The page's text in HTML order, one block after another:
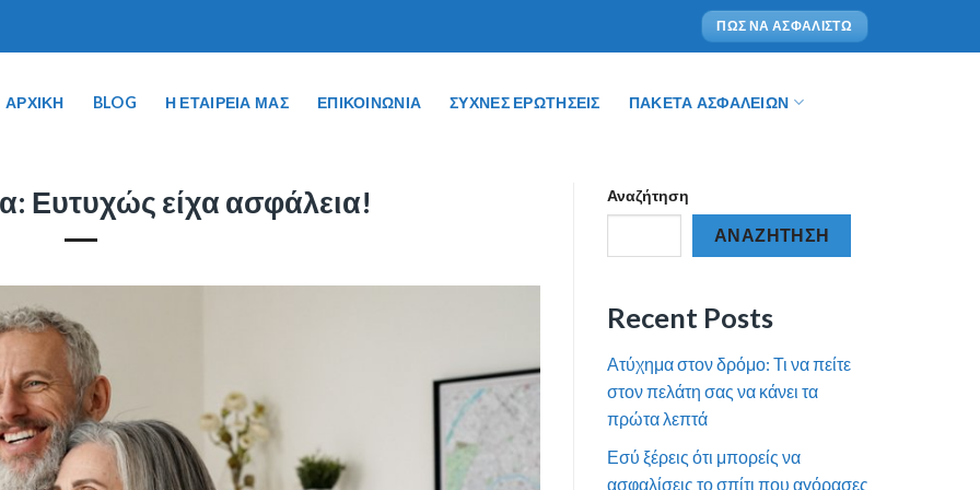
ΠΩΣ ΝΑ ΑΣΦΑΛΙΣΤΩ
ΑΡΧΙΚΗ BLOG Η ΕΤΑΙΡΕΙΑ ΜΑΣ ΕΠΙΚΟΙΝΩΝΙΑ ΣΥΧΝΕΣ ΕΡΩΤΗΣΕΙΣ ΠΑΚΈΤΑ ΑΣΦΑΛΕΙΏΝ
Ευτυχώς είχα ασφάλεια! Αναζήτηση
ΑΝΑΖΉΤΗΣΗ
Recent Posts
Ατύχημα στον δρόμο: Τι να πείτε
στον πελάτη σας να κάνει τα
πρώτα λεπτά
Εσύ ξέρεις ότι μπορείς να
ασφαλίσεις το σπίτι που αγόρασες